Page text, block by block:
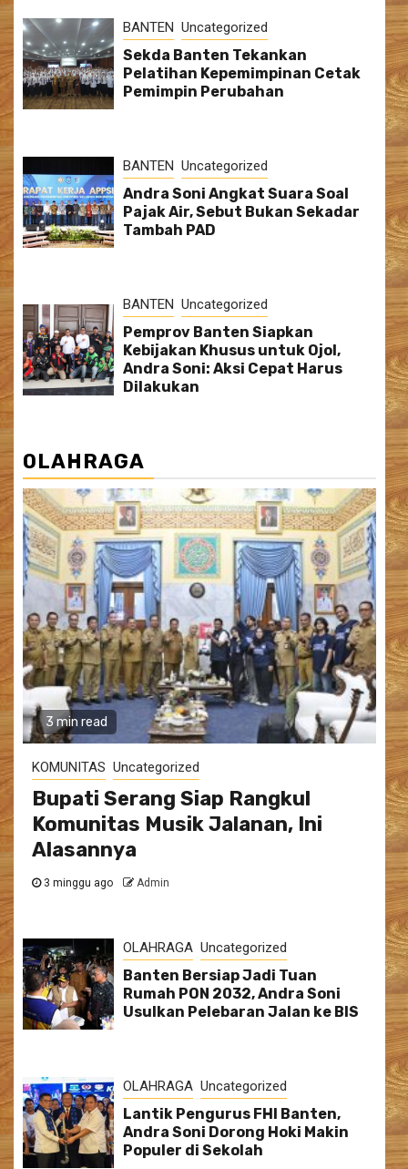
BANTEN Uncategorized
Sekda Banten Tekankan
Pelatihan Kepemimpinan Cetak
Pemimpin Perubahan
BANTEN Uncategorized
Andra Soni Angkat Suara Soal
Pajak Air, Sebut Bukan Sekadar
Tambah PAD
BANTEN Uncategorized
Pemprov Banten Siapkan
Kebijakan Khusus untuk Ojol,
Andra Soni: Aksi Cepat Harus
Dilakukan
OLAHRAGA
3 min read
KOMUNITAS Uncategorized
Bupati Serang Siap Rangkul
Komunitas Musik Jalanan, Ini
Alasannya
3 minggu ago Admin
OLAHRAGA Uncategorized
Banten Bersiap Jadi Tuan
Rumah PON 2032, Andra Soni
Usulkan Pelebaran Jalan ke BIS
OLAHRAGA Uncategorized
Lantik Pengurus FHI Banten,
Andra Soni Dorong Hoki Makin
Populer di Sekolah